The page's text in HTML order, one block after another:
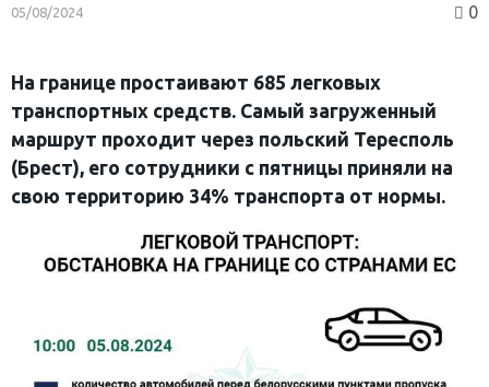
05/08/2024 0
На границе простаивают 685 легковых
транспортных средств. Самый загруженный
маршрут проходит через польский Тересполь
(Брест), его сотрудники с пятницы приняли на
свою территорию 34% транспорта от нормы.